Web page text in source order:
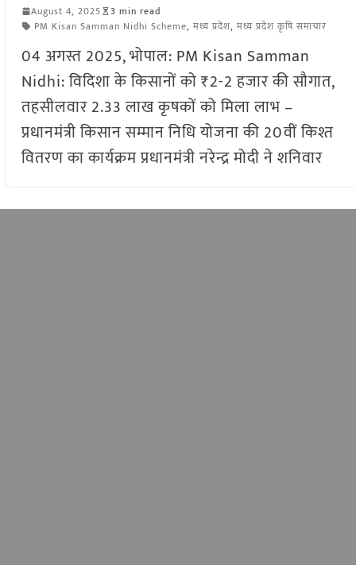
August 4, 2025
3 min read
PM Kisan Samman Nidhi Scheme, मध्य प्रदेश, मध्य प्रदेश कृषि समाचार
04 अगस्त 2025, भोपाल: PM Kisan Samman
Nidhi: विदिशा के किसानों को ₹2-2 हजार की सौगात,
तहसीलवार 2.33 लाख कृषकों को मिला लाभ –
प्रधानमंत्री किसान सम्मान निधि योजना की 20वीं किश्त
वितरण का कार्यक्रम प्रधानमंत्री नरेन्द्र मोदी ने शनिवार